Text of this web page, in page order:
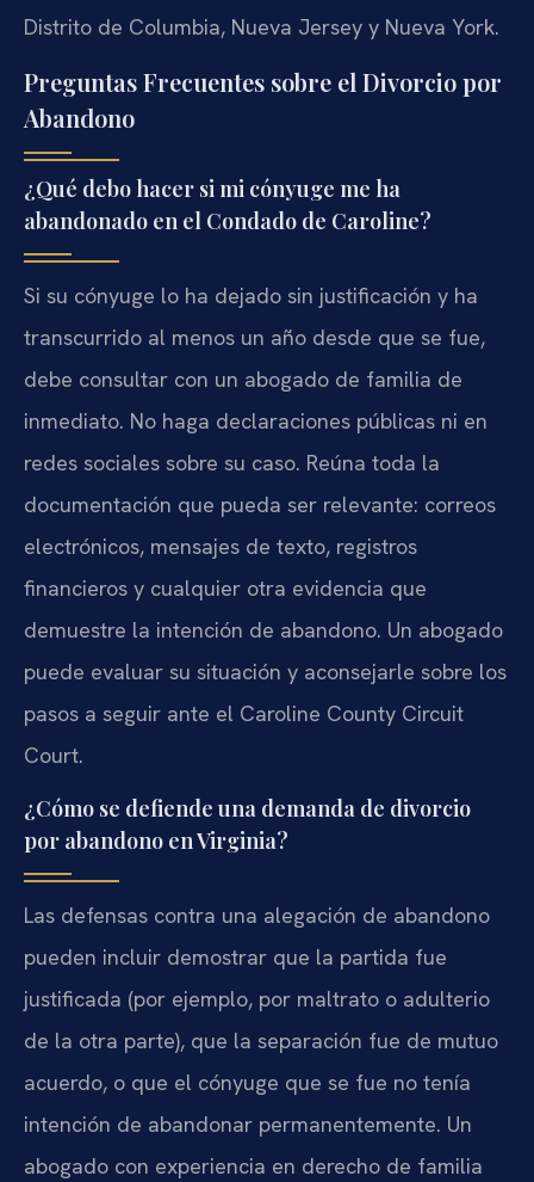
Distrito de Columbia, Nueva Jersey y Nueva York.
Preguntas Frecuentes sobre el Divorcio por
Abandono
¿Qué debo hacer si mi cónyuge me ha
abandonado en el Condado de Caroline?
Si su cónyuge lo ha dejado sin justificación y ha
transcurrido al menos un año desde que se fue,
debe consultar con un abogado de familia de
inmediato. No haga declaraciones públicas ni en
redes sociales sobre su caso. Reúna toda la
documentación que pueda ser relevante: correos
electrónicos, mensajes de texto, registros
financieros y cualquier otra evidencia que
demuestre la intención de abandono. Un abogado
puede evaluar su situación y aconsejarle sobre los
pasos a seguir ante el Caroline County Circuit
Court.
¿Cómo se defiende una demanda de divorcio
por abandono en Virginia?
Las defensas contra una alegación de abandono
pueden incluir demostrar que la partida fue
justificada (por ejemplo, por maltrato o adulterio
de la otra parte), que la separación fue de mutuo
acuerdo, o que el cónyuge que se fue no tenía
intención de abandonar permanentemente. Un
abogado con experiencia en derecho de familia